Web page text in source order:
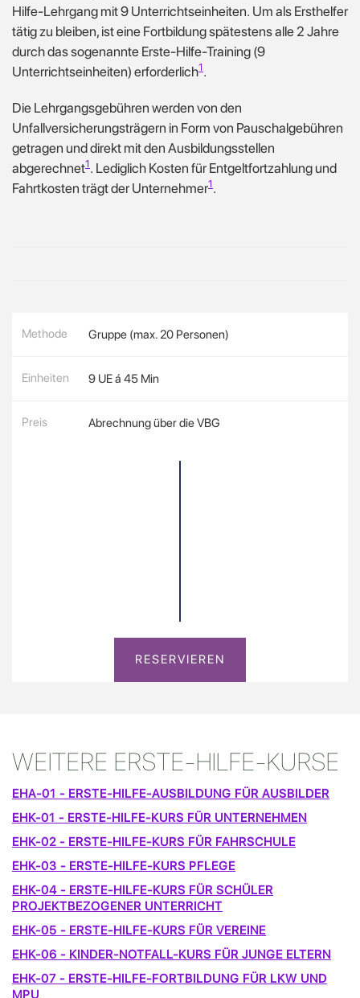
Hilfe-Lehrgang mit 9 Unterrichtseinheiten. Um als Ersthelfer
tätig zu bleiben, ist eine Fortbildung spätestens alle 2 Jahre
durch das sogenannte Erste-Hilfe-Training (9
Unterrichtseinheiten) erforderlich1 .
Die Lehrgangsgebühren werden von den
Unfallversicherungsträgern in Form von Pauschalgebühren
getragen und direkt mit den Ausbildungsstellen
abgerechnet1 . Lediglich Kosten für Entgeltfortzahlung und
Fahrtkosten trägt der Unternehmer1 .
Methode Gruppe (max. 20 Personen)
Einheiten 9 UE á 45 Min
Preis Abrechnung über die VBG
RESERVIEREN
WEITERE ERSTE-HILFE-KURSE
EHA-01 - ERSTE-HILFE-AUSBILDUNG FÜR AUSBILDER
EHK-01 - ERSTE-HILFE-KURS FÜR UNTERNEHMEN
EHK-02 - ERSTE-HILFE-KURS FÜR FAHRSCHULE
EHK-03 - ERSTE-HILFE-KURS PFLEGE
EHK-04 - ERSTE-HILFE-KURS FÜR SCHÜLER
PROJEKTBEZOGENER UNTERRICHT
EHK-05 - ERSTE-HILFE-KURS FÜR VEREINE
EHK-06 - KINDER-NOTFALL-KURS FÜR JUNGE ELTERN
EHK-07 - ERSTE-HILFE-FORTBILDUNG FÜR LKW UND
MPU